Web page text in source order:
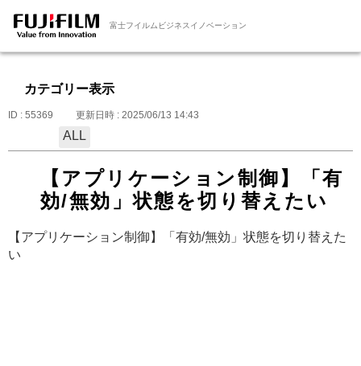
富士フイルムビジネスイノベーション
カテゴリー表示
ID : 55369 更新日時 : 2025/06/13 14:43
ALL
【アプリケーション制御】「有
効/無効」状態を切り替えたい
【アプリケーション制御】「有効/無効」状態を切り替えた
い